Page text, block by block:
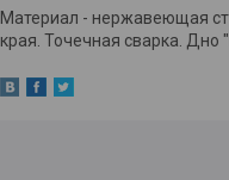
Материал - нержавеющая
края. Точечная сварка. Дно